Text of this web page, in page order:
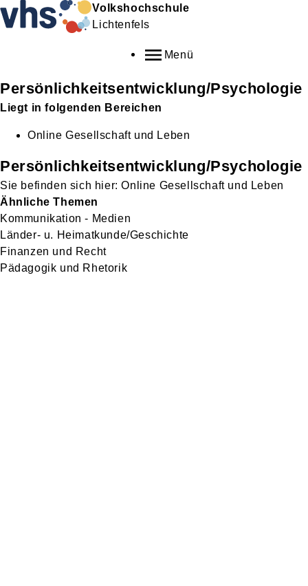
Volkshochschule
Lichtenfels
Menü
Persönlichkeitsentwicklung/Psychologie
Liegt in folgenden Bereichen
Online Gesellschaft und Leben
Persönlichkeitsentwicklung/Psychologie
Online Gesellschaft und Leben
Ähnliche Themen
Kommunikation - Medien
Länder- u. Heimatkunde/Geschichte
Finanzen und Recht
Pädagogik und Rhetorik